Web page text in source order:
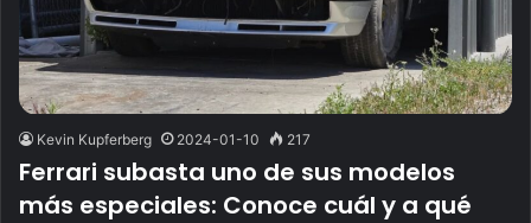
Kevin Kupferberg 2024-01-10 217
Ferrari subasta uno de sus modelos
más especiales: Conoce cuál y a qué